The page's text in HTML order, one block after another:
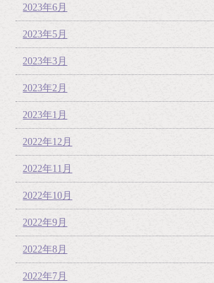
2023年6月
2023年5月
2023年3月
2023年2月
2023年1月
2022年12月
2022年11月
2022年10月
2022年9月
2022年8月
2022年7月